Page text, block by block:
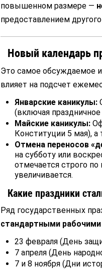
повышенном размере —
предоставлением
Новый календарь
Это самое обсуждаемое
влияет на подсчет
Январские каникулы:
(включая
Майские каникулы:
Конституции 5 мая),
Отмена переносов
на субботу или
отмечается строго
увеличивается.
Какие праздники
Ряд государственных
стандартными
23 февраля (День
7 апреля (День
7 и 8 ноября (Дни